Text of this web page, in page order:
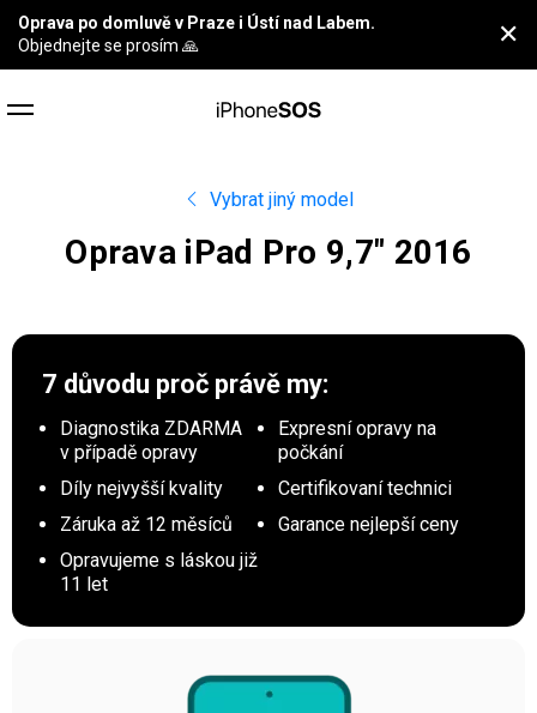
Oprava po domluvě v Praze i Ústí nad Labem.
Objednejte se prosím 🙏
✕
Vybrat jiný model
Oprava iPad Pro 9,7″ 2016
7 důvodu proč právě my:
Diagnostika ZDARMA
v případě opravy
Expresní opravy na
počkání
Díly nejvyšší kvality
Certifikovaní technici
Záruka až 12 měsíců
Garance nejlepší ceny
Opravujeme s láskou již
11 let